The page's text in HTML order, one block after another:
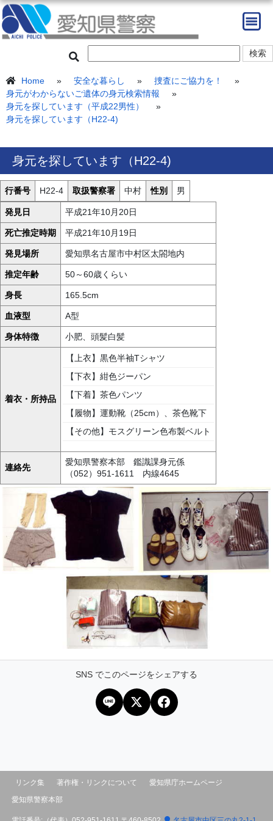
Home » 安全な暮らし » 捜査にご協力を！
»
身元がわからないご遺体の身元検索情報
»
身元を探しています（平成22男性）
»
身元を探しています（H22-4)
身元を探しています（H22-4)
行番号 H22-4 取扱警察署 中村 性別 男
発見日 平成21年10月20日
死亡推定時期 平成21年10月19日
発見場所 愛知県名古屋市中村区太閤地内
推定年齢 50～60歳くらい
身長 165.5cm
血液型 A型
身体特徴 小肥、頭髪白髪
着衣・所持品
【上衣】黒色半袖Tシャツ
【下衣】紺色ジーパン
【下着】茶色パンツ
【履物】運動靴（25cm）、茶色靴下
【その他】モスグリーン色布製ベルト
連絡先
愛知県警察本部 鑑識課身元係
（052）951-1611 内線4645
SNS でこのページをシェアする
リンク集 著作権・リンクについて
愛知県庁ホームページ
愛知県警察本部